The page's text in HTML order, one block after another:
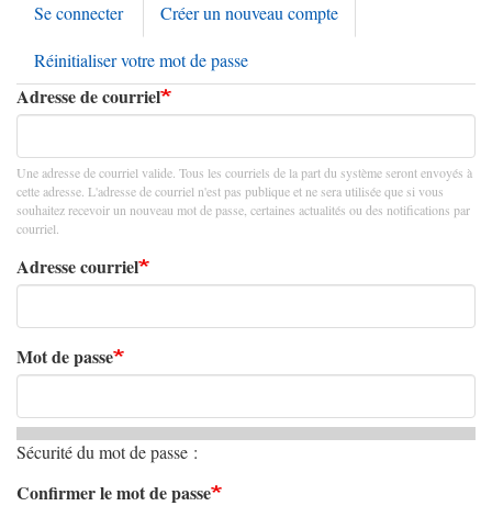
Onglets
principaux
Se connecter Créer un nouveau compte
actif)
Réinitialiser votre mot de passe
Adresse de courriel
Une adresse de courriel valide. Tous les courriels de la part du système seront envoyés à
cette adresse. L'adresse de courriel n'est pas publique et ne sera utilisée que si vous
souhaitez recevoir un nouveau mot de passe, certaines actualités ou des notifications par
courriel.
Adresse courriel
Mot de passe
Sécurité du mot de passe :
Confirmer le mot de passe